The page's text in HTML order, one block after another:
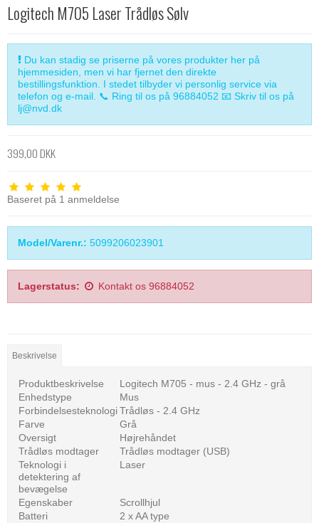
Logitech M705 Laser Trådløs Sølv
Du kan stadig se priserne på vores produkter her på
hjemmesiden, men vi har fjernet den direkte
bestillingsfunktion. I stedet tilbyder vi personlig service via
telefon og e-mail. 📞 Ring til os på 96884052 📧 Skriv til os på
lj@nvd.dk
399,00 DKK
Baseret på 1 anmeldelse
Model/Varenr.: 5099206023901
Lagerstatus: Kontakt os 96884052
Beskrivelse
Produktbeskrivelse
Logitech M705 - mus - 2.4 GHz - grå
Enhedstype
Mus
Forbindelsesteknologi Trådløs - 2.4 GHz
Farve
Grå
Oversigt
Højrehåndet
Trådløs modtager
Trådløs modtager (USB)
Teknologi i
detektering af
bevægelse
Laser
Egenskaber
Scrollhjul
Batteri
2 x AA type